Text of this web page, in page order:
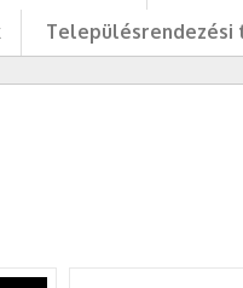
Településrendezési